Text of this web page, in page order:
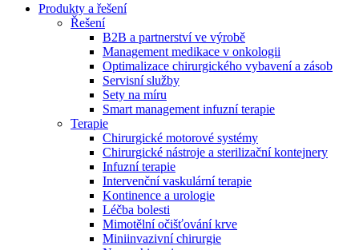
Produktový katalog​
Objevte naše produkty. Navštivte produktový katalog B.
Braun s našim kompletním produktovým portfoliem.
Odborné ambulance
Zůstaňte v dialogu s B. Braun. ​Kontaktujte nás.​
Produkty a řešení
Řešení
B2B a partnerství ve výrobě
Management medikace v onkologii
Optimalizace chirurgického vybavení a zásob
Servisní služby
Sety na míru
Smart management infuzní terapie​
Terapie
Chirurgické motorové systémy
Chirurgické nástroje a sterilizační kontejnery
Infuzní terapie
Intervenční vaskulární terapie
Kontinence a urologie
Léčba bolesti
Mimotělní očišťování krve
Miniinvazivní chirurgie